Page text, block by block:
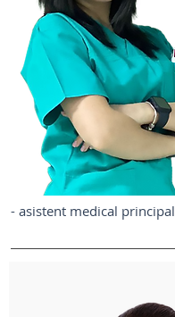
- asistent medical principal